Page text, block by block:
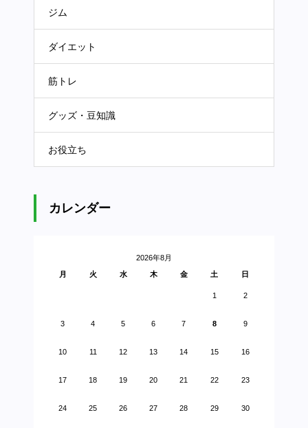
ジム
ダイエット
筋トレ
グッズ・豆知識
お役立ち
カレンダー
2026年8月
月
火 水 木 金 土 日
1 2
3 4 5 6 7 8 9
10 11 12 13 14 15 16
17 18 19 20 21 22 23
24 25 26 27 28 29 30